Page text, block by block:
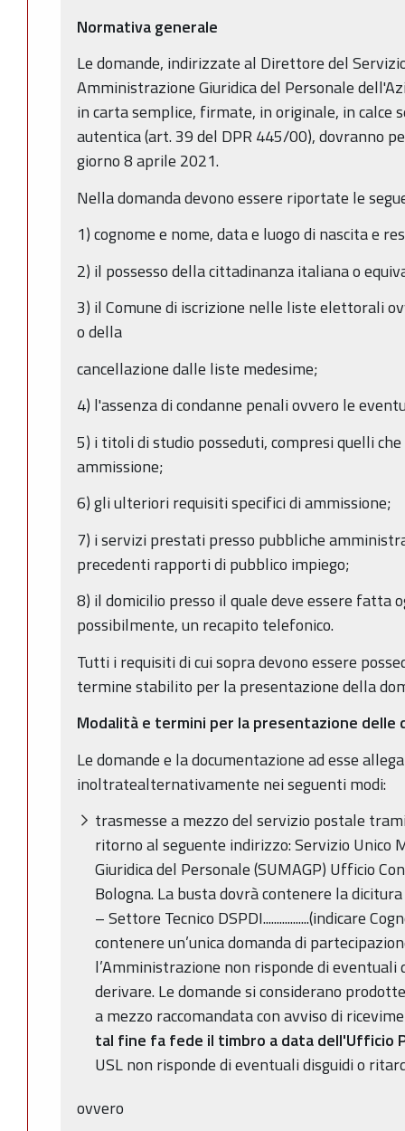
Normativa generale
Le domande, indirizzate al Direttore del
Amministrazione Giuridica del Personale
in carta semplice, firmate, in originale, in calce
autentica (art. 39 del DPR 445/00), dovranno
giorno 8 aprile 2021.
Nella domanda devono essere riportate le
1) cognome e nome, data e luogo di nascita e
2) il possesso della cittadinanza italiana o
3) il Comune di iscrizione nelle liste elettorali
o della
cancellazione dalle liste medesime;
4) l'assenza di condanne penali ovvero le
5) i titoli di studio posseduti, compresi quelli
ammissione;
6) gli ulteriori requisiti specifici di ammissione;
7) i servizi prestati presso pubbliche
precedenti rapporti di pubblico impiego;
8) il domicilio presso il quale deve essere fatta
possibilmente, un recapito telefonico.
Tutti i requisiti di cui sopra devono essere
termine stabilito per la presentazione della
Modalità e termini per la presentazione delle
Le domande e la documentazione ad esse
inoltratealternativamente nei seguenti modi:
trasmesse a mezzo del servizio postale
ritorno al seguente indirizzo: Servizio
Giuridica del Personale (SUMAGP) Ufficio
Bologna. La busta dovrà contenere la
– Settore Tecnico DSPDI.................(indicare
contenere un’unica domanda di
l’Amministrazione non risponde di eventuali
derivare. Le domande si considerano
a mezzo raccomandata con avviso di
tal fine fa fede il timbro a data dell'Ufficio
USL non risponde di eventuali disguidi o
ovvero